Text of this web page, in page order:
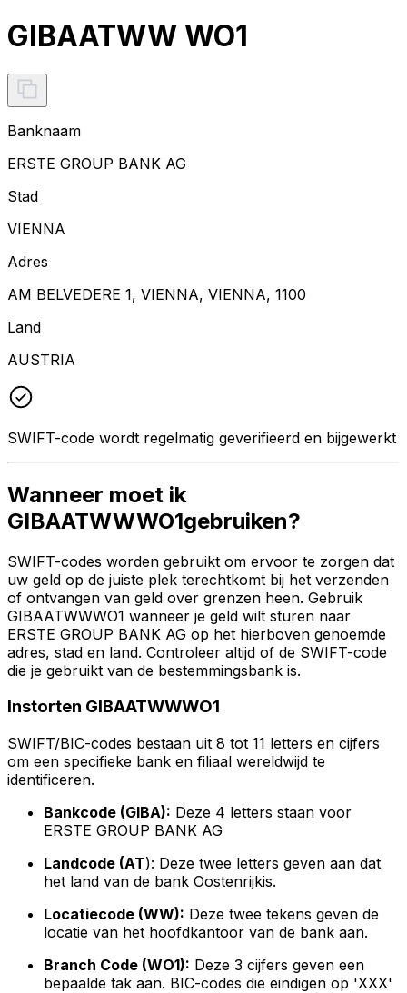
GIBAATWW WO1
Banknaam
ERSTE GROUP BANK AG
Stad
VIENNA
Adres
AM BELVEDERE 1, VIENNA, VIENNA, 1100
Land
AUSTRIA
SWIFT-code wordt regelmatig geverifieerd en bijgewerkt
Wanneer moet ik
GIBAATWWWO1gebruiken?
SWIFT-codes worden gebruikt om ervoor te zorgen dat
uw geld op de juiste plek terechtkomt bij het verzenden
of ontvangen van geld over grenzen heen. Gebruik
GIBAATWWWO1 wanneer je geld wilt sturen naar
ERSTE GROUP BANK AG op het hierboven genoemde
adres, stad en land. Controleer altijd of de SWIFT-code
die je gebruikt van de bestemmingsbank is.
Instorten GIBAATWWWO1
SWIFT/BIC-codes bestaan uit 8 tot 11 letters en cijfers
om een specifieke bank en filiaal wereldwijd te
identificeren.
Bankcode (GIBA): Deze 4 letters staan voor
ERSTE GROUP BANK AG
Landcode (AT): Deze twee letters geven aan dat
het land van de bank Oostenrijkis.
Locatiecode (WW): Deze twee tekens geven de
locatie van het hoofdkantoor van de bank aan.
Branch Code (WO1): Deze 3 cijfers geven een
bepaalde tak aan. BIC-codes die eindigen op 'XXX'